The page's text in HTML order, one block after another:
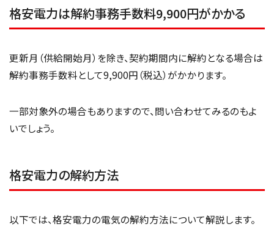
格安電力は解約事務手数料9,900円がかかる
更新月（供給開始月）を除き、契約期間内に解約となる場合は
解約事務手数料として9,900円（税込）がかかります。
一部対象外の場合もありますので、問い合わせてみるのもよ
いでしょう。
格安電力の解約方法
以下では、格安電力の電気の解約方法について解説します。